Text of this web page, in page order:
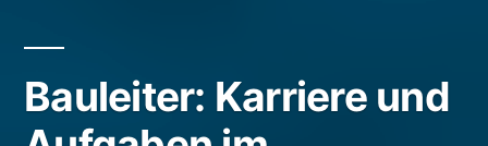
Bauleiter: Karriere und